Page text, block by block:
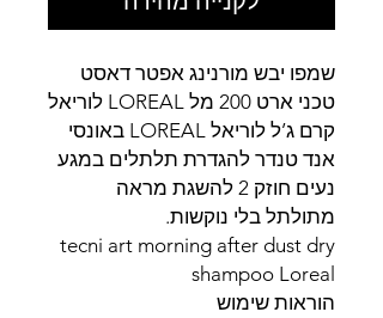
שמפו יבש מורנינג אפטר דאסט
טכני ארט 200 מל LOREAL לוריאל
קרם ג’ל לוריאל LOREAL באונסי
אנד טנדר להגדרת תלתלים במגע
נעים חוזק 2 להשגת מראה
מתולתל בלי נוקשות.
tecni art morning after dust dry
shampoo Loreal
הוראות שימוש